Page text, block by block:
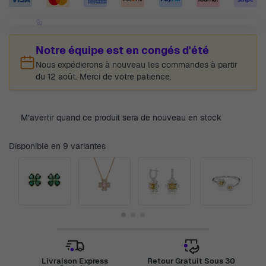
Notre équipe est en congés d'été
Nous expédierons à nouveau les commandes à partir
du 12 août. Merci de votre patience.
M’avertir quand ce produit sera de nouveau en stock
Disponible en 9 variantes
Livraison Express Retour Gratuit Sous 30